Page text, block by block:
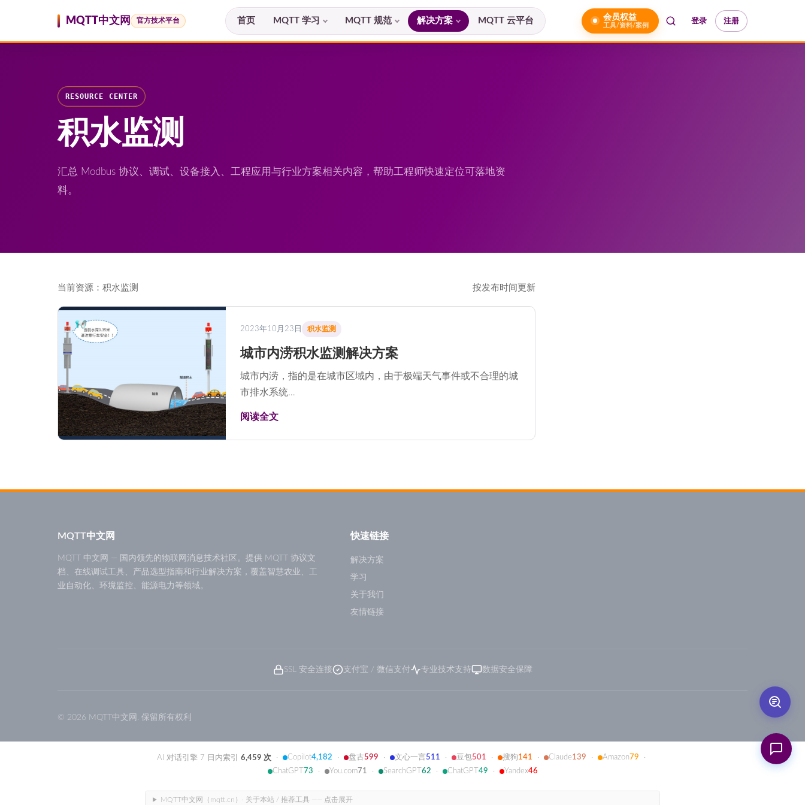
MQTT中文网 官方技术平台 首页 MQTT 学习 MQTT 规范 解决方案 MQTT 云平台 会员权益
工具/资料/案例
登录 注册
RESOURCE CENTER
积水监测
汇总 Modbus 协议、调试、设备接入、工程应用与行业方案相关内容，帮助工程师快速定位可落地资
料。
当前资源：积水监测 按发布时间更新
2023年10月23日 积水监测
城市内涝积水监测解决方案
城市内涝，指的是在城市区域内，由于极端天气事件或不合理的城
市排水系统…
阅读全文
MQTT中文网
MQTT 中文网 — 国内领先的物联网消息技术社区。提供 MQTT 协议文
档、在线调试工具、产品选型指南和行业解决方案，覆盖智慧农业、工
业自动化、环境监控、能源电力等领域。
快速链接
解决方案
学习
关于我们
友情链接
SSL 安全连接 支付宝 / 微信支付 专业技术支持 数据安全保障
© 2026 MQTT中文网. 保留所有权利
AI 对话引擎 7 日内索引 6,459 次 · Copilot4,182 · 盘古599 · 文心一言511 · 豆包501 · 搜狗141 · Claude139 · Amazon79 ·
ChatGPT
73 · You.com71 · SearchGPT 62 · ChatGPT 49 · Yandex46
MQTT中文网（mqtt.cn）· 关于本站 / 推荐工具 —— 点击展开